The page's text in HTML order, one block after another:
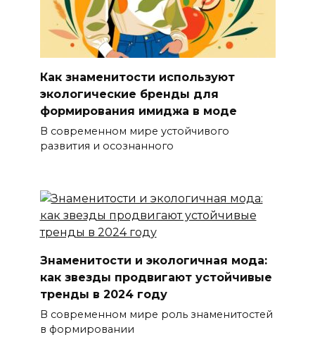
Как знаменитости используют
экологические бренды для
формирования имиджа в моде
В современном мире устойчивого
развития и осознанного
Знаменитости и экологичная мода:
как звезды продвигают устойчивые
тренды в 2024 году
В современном мире роль знаменитостей
в формировании